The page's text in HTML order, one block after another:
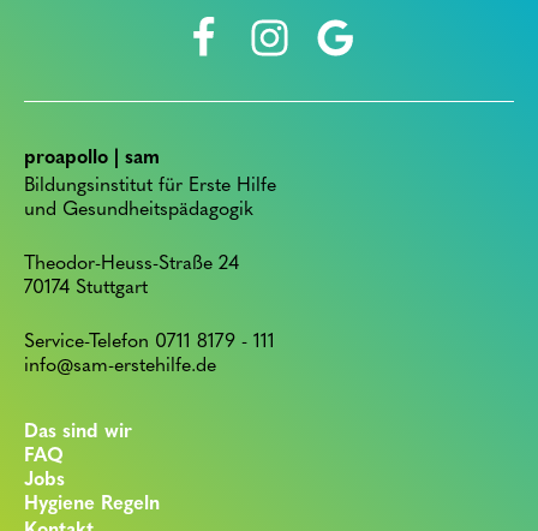
proapollo | sam
Bildungsinstitut für Erste Hilfe
und Gesundheitspädagogik
Theodor-Heuss-Straße 24
70174 Stuttgart
Service-Telefon 0711 8179 - 111
info@sam-erstehilfe.de
Das sind wir
FAQ
Jobs
Hygiene Regeln